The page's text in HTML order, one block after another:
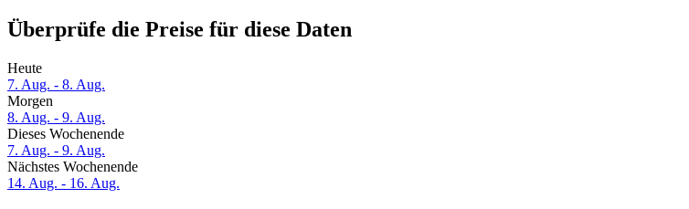
Überprüfe die Preise für diese Daten
Heute
7. Aug. - 8. Aug.
Morgen
8. Aug. - 9. Aug.
Dieses Wochenende
7. Aug. - 9. Aug.
Nächstes Wochenende
14. Aug. - 16. Aug.